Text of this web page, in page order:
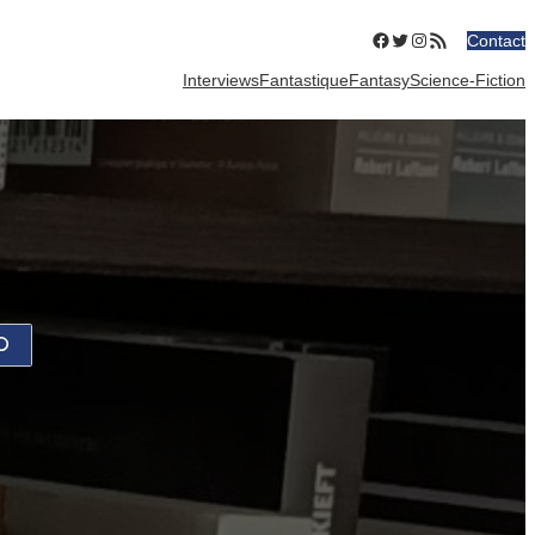
Facebook
Twitter
Instagram
Flux RSSContact
InterviewsFantastiqueFantasyScience-Fiction